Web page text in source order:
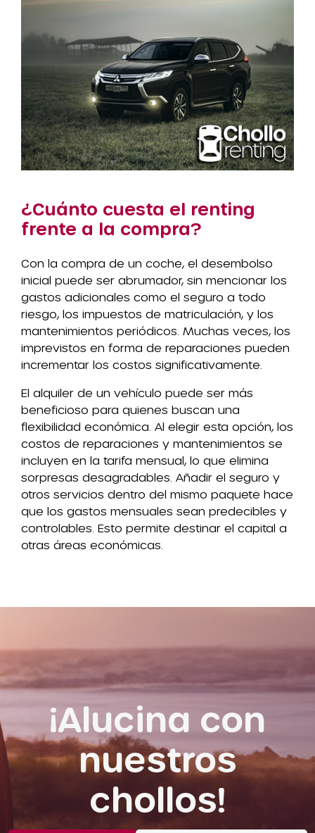
¿Cuánto cuesta el renting
frente a la compra?
Con la compra de un coche, el desembolso
inicial puede ser abrumador, sin mencionar los
gastos adicionales como el seguro a todo
riesgo, los impuestos de matriculación, y los
mantenimientos periódicos. Muchas veces, los
imprevistos en forma de reparaciones pueden
incrementar los costos significativamente.
El alquiler de un vehículo puede ser más
beneficioso para quienes buscan una
flexibilidad económica. Al elegir esta opción, los
costos de reparaciones y mantenimientos se
incluyen en la tarifa mensual, lo que elimina
sorpresas desagradables. Añadir el seguro y
otros servicios dentro del mismo paquete hace
que los gastos mensuales sean predecibles y
controlables. Esto permite destinar el capital a
otras áreas económicas.
¡Alucina con
nuestros
chollos!